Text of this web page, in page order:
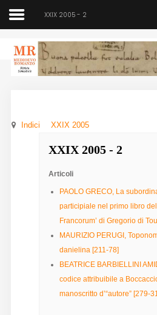
Medioevo Romanzo
Direzione
Seminario
Diffusione
XXIX 2005 - 2
Indici XXIX 2005
XXIX 2005 - 2
Articoli
PAOLO GRECO, La
participiale nel primo libro
Francorum’ di Gregorio di
MAURIZIO PERUGI,
danielina [211-78]
BEATRICE BARBIELLINI
codice attribuibile a
manoscritto d’“autore” [279-